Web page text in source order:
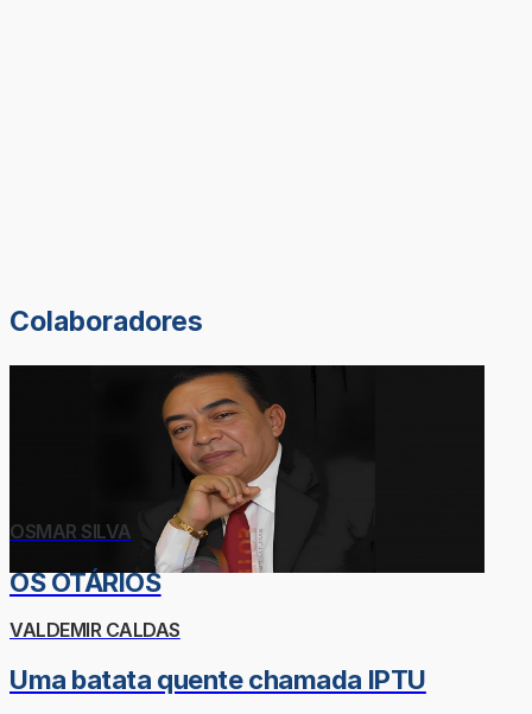
Colaboradores
OSMAR SILVA
OS OTÁRIOS
VALDEMIR CALDAS
Uma batata quente chamada IPTU